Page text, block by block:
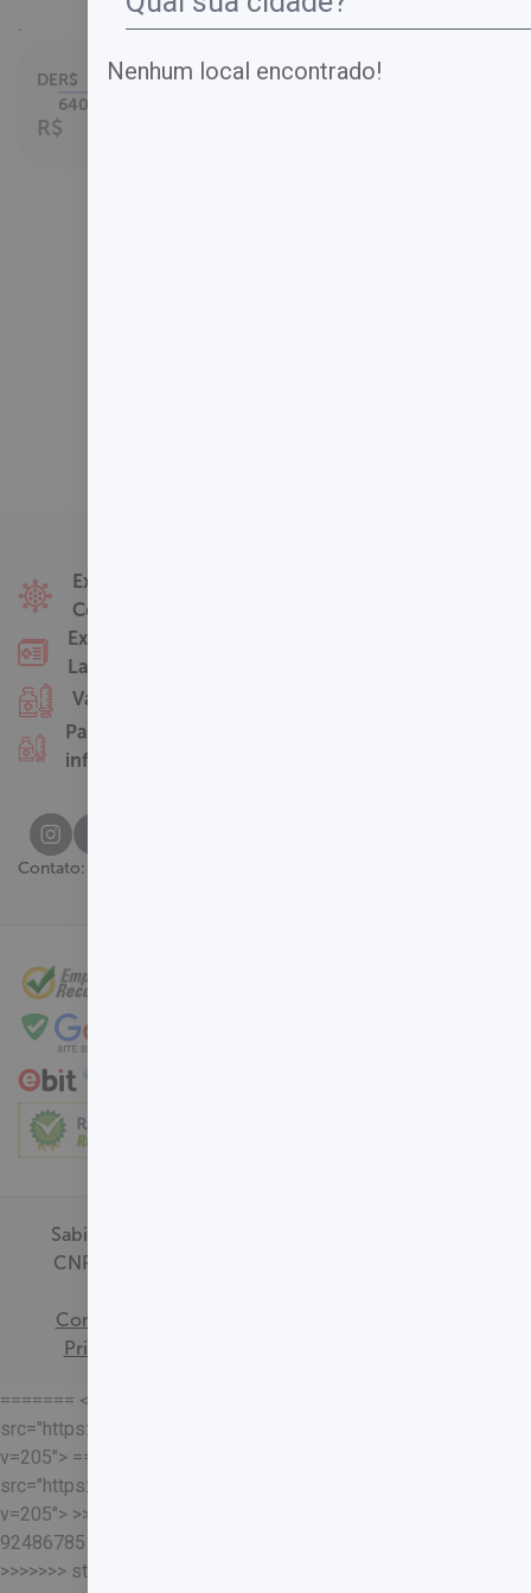
DER$
640,00
R$
Parcelamento em
Exames
Covid-19
Exames
Laboratoriais
Vacinas
Pacotes
infantis
Contato:
Sabin Medicina Diagnóstica -
CNPJ - 00.718.528/0001-09
Consentimento
Privacidade
======= <<<<<<< HEAD
src="https://loja.sabin.com.br//skin/frontend/sabin/default/
v=205"> =======
src="https://loja.sabin.com.br//skin/frontend/sabin/default/
v=205"> >>>>>>>
92486785178204652eaf37adafb13ec7f5401a93
>>>>>>> staging-merge
Nenhum local encontrado!